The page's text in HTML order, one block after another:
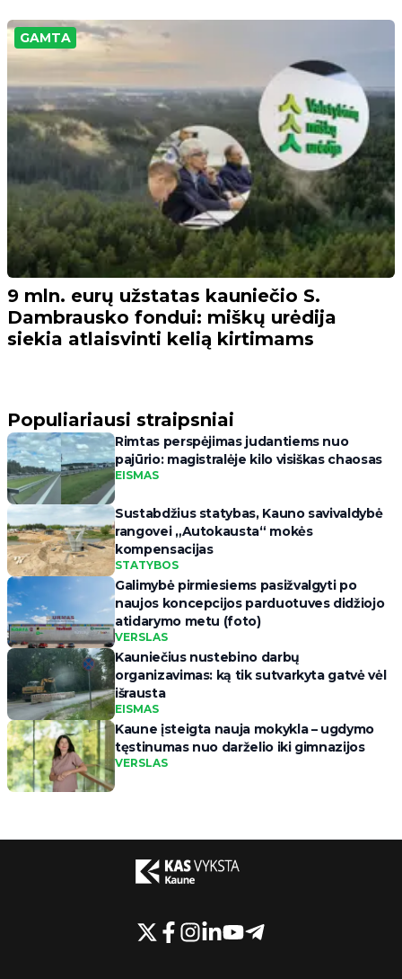
GAMTA
9 mln. eurų užstatas kauniečio S.
Dambrausko fondui: miškų urėdija
siekia atlaisvinti kelią kirtimams
Populiariausi straipsniai
Rimtas perspėjimas judantiems nuo
pajūrio: magistralėje kilo visiškas chaosas
EISMAS
Sustabdžius statybas, Kauno savivaldybė
rangovei „Autokausta“ mokės
kompensacijas
STATYBOS
Galimybė pirmiesiems pasižvalgyti po
naujos koncepcijos parduotuves didžiojo
atidarymo metu (foto)
VERSLAS
Kauniečius nustebino darbų
organizavimas: ką tik sutvarkyta gatvė vėl
išrausta
EISMAS
Kaune įsteigta nauja mokykla – ugdymo
tęstinumas nuo darželio iki gimnazijos
VERSLAS